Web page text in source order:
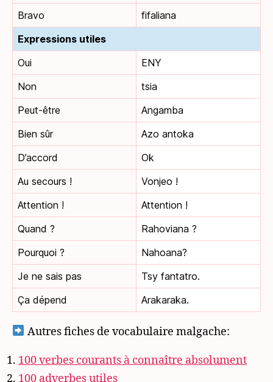
Bravo
fifaliana
Expressions utiles
Oui
ENY
Non
tsia
Peut-être
Angamba
Bien sûr
Azo antoka
D’accord
Ok
Au secours !
Vonjeo !
Attention !
Attention !
Quand ?
Rahoviana ?
Pourquoi ?
Nahoana?
Je ne sais pas
Tsy fantatro.
Ça dépend
Arakaraka.
Autres fiches de vocabulaire malgache:
100 verbes courants à connaître absolument
100 adverbes utiles